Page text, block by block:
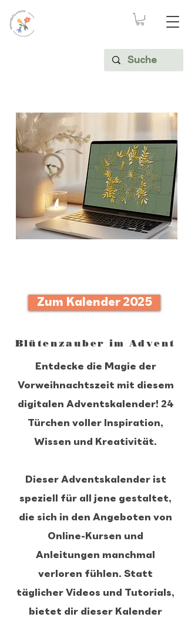
Zum Kalender 2025
Blütenzauber im Advent
Entdecke die Magie der
Vorweihnachtszeit mit diesem
digitalen Adventskalender! 24
Türchen voller Inspiration,
Wissen und Kreativität.
Dieser Adventskalender ist
speziell für all jene gestaltet,
die sich in den Angeboten von
Online-Kursen und
Anleitungen manchmal
verloren fühlen. Statt
täglicher Videos und Tutorials,
bietet dir dieser Kalender